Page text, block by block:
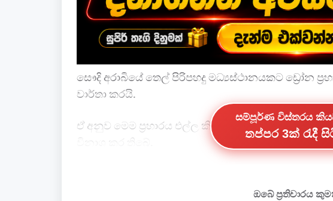
සෞදි අරාබියේ තෙල් පිරිපහදු මධ්‍යස්ථානයකට ඩ්‍රෝන
වාර්තා කරයි.
ඒ අනුව මෙම ප්‍රහාරය එල්ල කිරීමට උත්සාහ කළ ඩ්‍රෝන
විනාශ කර තිබේ.
සම්පූර්ණ විස්තරය
තප්පර 3ක් රැදී
ඔබේ ප්‍රතිචාරය